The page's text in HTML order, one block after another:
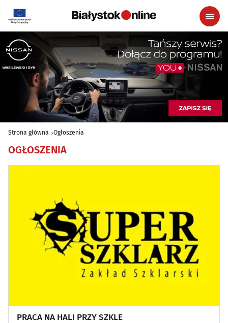
Strona główna Ogłoszenia
OGŁOSZENIA
PRACA NA HALI PRZY SZKLE